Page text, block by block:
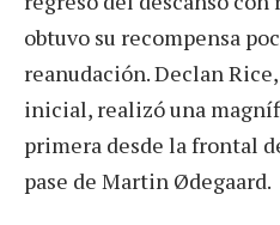
obtuvo su recompensa
reanudación. Declan
inicial, realizó una
primera desde la frontal
pase de Martin Ødegaard.